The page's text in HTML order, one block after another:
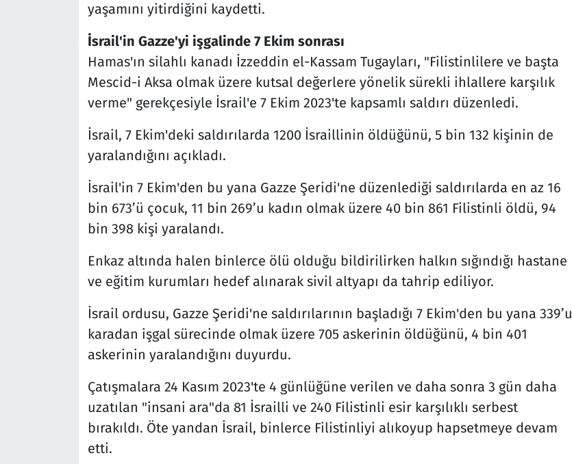
yaşamını yitirdiğini kaydetti.
İsrail'in Gazze'yi işgalinde 7 Ekim sonrası
Hamas'ın silahlı kanadı İzzeddin el-Kassam Tugayları, "Filistinlilere ve başta
Mescid-i Aksa olmak üzere kutsal değerlere yönelik sürekli ihlallere karşılık
verme" gerekçesiyle İsrail'e 7 Ekim 2023'te kapsamlı saldırı düzenledi.
İsrail, 7 Ekim'deki saldırılarda 1200 İsraillinin öldüğünü, 5 bin 132 kişinin de
yaralandığını açıkladı.
İsrail'in 7 Ekim'den bu yana Gazze Şeridi'ne düzenlediği saldırılarda en az 16
bin 673’ü çocuk, 11 bin 269’u kadın olmak üzere 40 bin 861 Filistinli öldü, 94
bin 398 kişi yaralandı.
Enkaz altında halen binlerce ölü olduğu bildirilirken halkın sığındığı hastane
ve eğitim kurumları hedef alınarak sivil altyapı da tahrip ediliyor.
İsrail ordusu, Gazze Şeridi'ne saldırılarının başladığı 7 Ekim'den bu yana 339’u
karadan işgal sürecinde olmak üzere 705 askerinin öldüğünü, 4 bin 401
askerinin yaralandığını duyurdu.
Çatışmalara 24 Kasım 2023'te 4 günlüğüne verilen ve daha sonra 3 gün daha
uzatılan "insani ara"da 81 İsrailli ve 240 Filistinli esir karşılıklı serbest
bırakıldı. Öte yandan İsrail, binlerce Filistinliyi alıkoyup hapsetmeye devam
etti.